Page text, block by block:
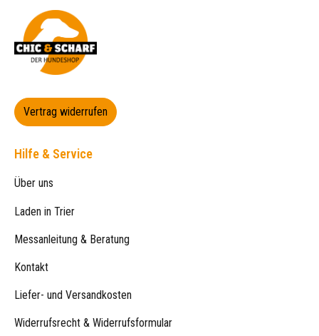
Vertrag widerrufen
Hilfe & Service
Über uns
Laden in Trier
Messanleitung & Beratung
Kontakt
Liefer- und Versandkosten
Widerrufsrecht & Widerrufsformular